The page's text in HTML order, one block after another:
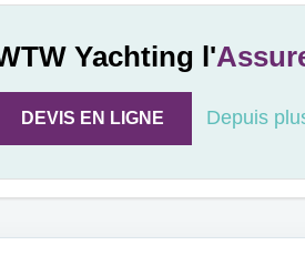
Yachting l'
DEVIS EN LIGNE Depuis